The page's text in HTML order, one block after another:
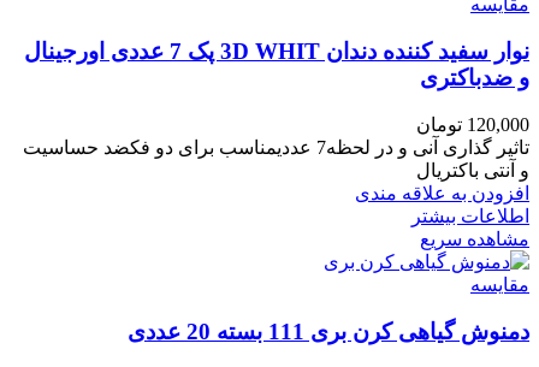
نوار سفید کننده دندان 3D WHIT پک 7 عددی اورجینال
و ضدباکتری
120,000 تومان
تاثیر گذاری آنی و در لحظه7 عددیمناسب برای دو فکضد حساسیت
و آنتی باکتریال
افزودن به علاقه مندی
اطلاعات بیشتر
مشاهده سریع
مقایسه
دمنوش گیاهی کرن بری 111 بسته 20 عددی